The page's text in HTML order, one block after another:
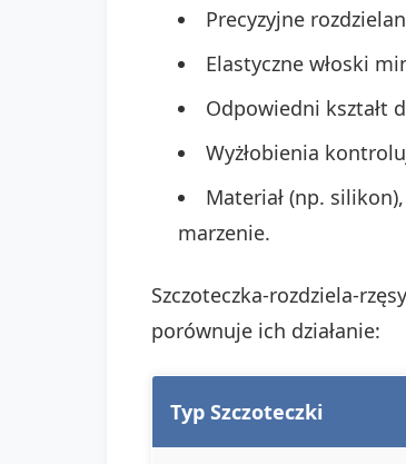
Precyzyjne
Elastyczne włoski
Odpowiedni kształt
Wyżłobienia
Materiał (np.
marzenie.
Szczoteczka-rozdziela-
porównuje ich działanie:
Typ Szczoteczki